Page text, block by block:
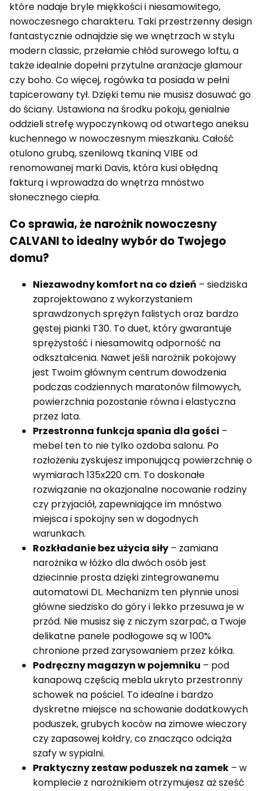
które nadaje bryle miękkości i niesamowitego,
nowoczesnego charakteru. Taki przestrzenny design
fantastycznie odnajdzie się we wnętrzach w stylu
modern classic, przełamie chłód surowego loftu, a
także idealnie dopełni przytulne aranżacje glamour
czy boho. Co więcej, rogówka ta posiada w pełni
tapicerowany tył. Dzięki temu nie musisz dosuwać go
do ściany. Ustawiona na środku pokoju, genialnie
oddzieli strefę wypoczynkową od otwartego aneksu
kuchennego w nowoczesnym mieszkaniu. Całość
otulono grubą, szenilową tkaniną VIBE od
renomowanej marki Davis, która kusi obłędną
fakturą i wprowadza do wnętrza mnóstwo
słonecznego ciepła.
Co sprawia, że narożnik nowoczesny
CALVANI to idealny wybór do Twojego
domu?
Niezawodny komfort na co dzień – siedziska
zaprojektowano z wykorzystaniem
sprawdzonych sprężyn falistych oraz bardzo
gęstej pianki T30. To duet, który gwarantuje
sprężystość i niesamowitą odporność na
odkształcenia. Nawet jeśli narożnik pokojowy
jest Twoim głównym centrum dowodzenia
podczas codziennych maratonów filmowych,
powierzchnia pozostanie równa i elastyczna
przez lata.
Przestronna funkcja spania dla gości –
mebel ten to nie tylko ozdoba salonu. Po
rozłożeniu zyskujesz imponującą powierzchnię o
wymiarach 135x220 cm. To doskonałe
rozwiązanie na okazjonalne nocowanie rodziny
czy przyjaciół, zapewniające im mnóstwo
miejsca i spokojny sen w dogodnych
warunkach.
Rozkładanie bez użycia siły – zamiana
narożnika w łóżko dla dwóch osób jest
dziecinnie prosta dzięki zintegrowanemu
automatowi DL. Mechanizm ten płynnie unosi
główne siedzisko do góry i lekko przesuwa je w
przód. Nie musisz się z niczym szarpać, a Twoje
delikatne panele podłogowe są w 100%
chronione przed zarysowaniem przez kółka.
Podręczny magazyn w pojemniku – pod
kanapową częścią mebla ukryto przestronny
schowek na pościel. To idealne i bardzo
dyskretne miejsce na schowanie dodatkowych
poduszek, grubych koców na zimowe wieczory
czy zapasowej kołdry, co znacząco odciąża
szafy w sypialni.
Praktyczny zestaw poduszek na zamek – w
komplecie z narożnikiem otrzymujesz aż sześć